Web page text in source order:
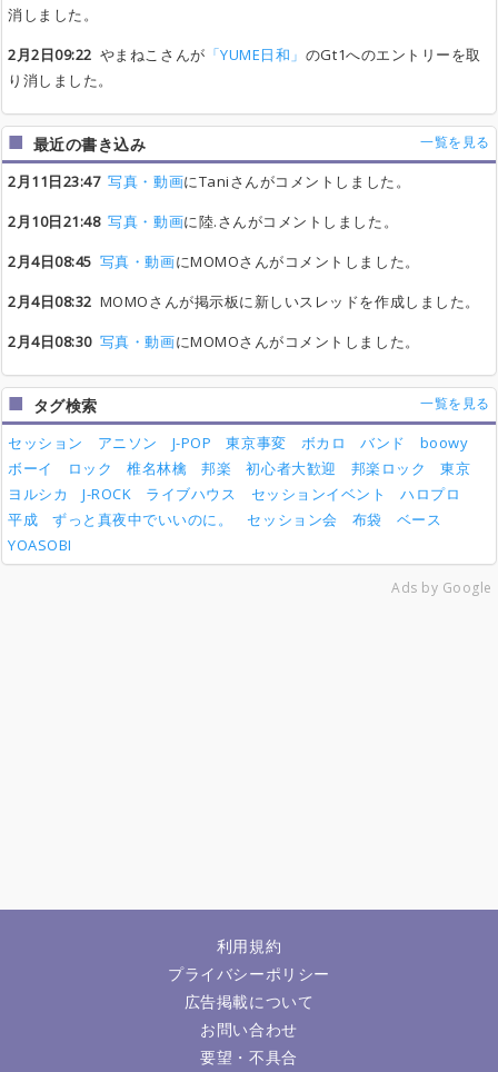
消しました。
2月2日09:22 やまねこさんが 「YUME日和」 のGt1へのエントリーを取
り消しました。
最近の書き込み 一覧を見る
2月11日23:47 写真・動画にTaniさんがコメントしました。
2月10日21:48 写真・動画に陸.さんがコメントしました。
2月4日08:45 写真・動画にMOMOさんがコメントしました。
2月4日08:32 MOMOさんが掲示板に新しいスレッドを作成しました。
2月4日08:30 写真・動画にMOMOさんがコメントしました。
タグ検索 一覧を見る
セッション アニソン J-POP 東京事変 ボカロ バンド
boowy
ボーイ
ロック 椎名林檎 邦楽 初心者大歓迎 邦楽ロック
東京
ヨルシカ
J-ROCK ライブハウス セッションイベント
ハロプロ
平成
ずっと真夜中でいいのに。 セッション会 布袋
ベース
YOASOBI
Ads by Google
利用規約
プライバシーポリシー
広告掲載について
お問い合わせ
要望・不具合